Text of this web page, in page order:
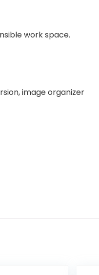
work space.
image organizer